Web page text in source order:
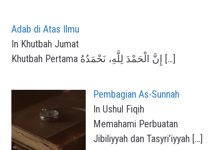
Adab di Atas Ilmu
In Khutbah Jumat
[…]
Pembagian As-Sunnah
In Ushul Fiqih
Memahami Perbuatan
Jibiliyyah dan Tasyri’iyyah […]